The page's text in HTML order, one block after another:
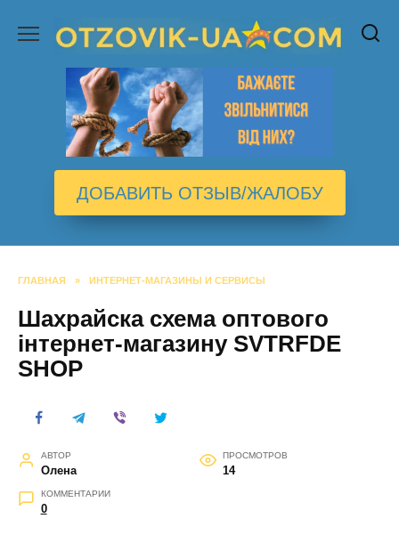
содержанию
ДОБАВИТЬ ОТЗЫВ/ЖАЛОБУ
ГЛАВНАЯ » ИНТЕРНЕТ-МАГАЗИНЫ И СЕРВИСЫ
Шахрайска схема оптового
інтернет-магазину SVTRFDE
SHOP
АВТОР
Олена
ПРОСМОТРОВ
14
КОММЕНТАРИИ
0